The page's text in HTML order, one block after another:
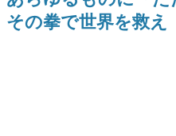
日本モバイルゲ
日本のモバイルゲー
その拳で世界を救え